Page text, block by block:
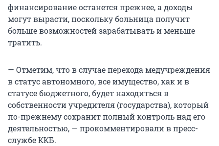
финансирование останется прежнее, а доходы
могут вырасти, поскольку больница получит
больше возможностей зарабатывать и меньше
тратить.
— Отметим, что в случае перехода медучреждения
в статус автономного, все имущество, как и в
статусе бюджетного, будет находиться в
собственности учредителя (государства), который
по-прежнему сохранит полный контроль над его
деятельностью, — прокомментировали в пресс-
службе ККБ.